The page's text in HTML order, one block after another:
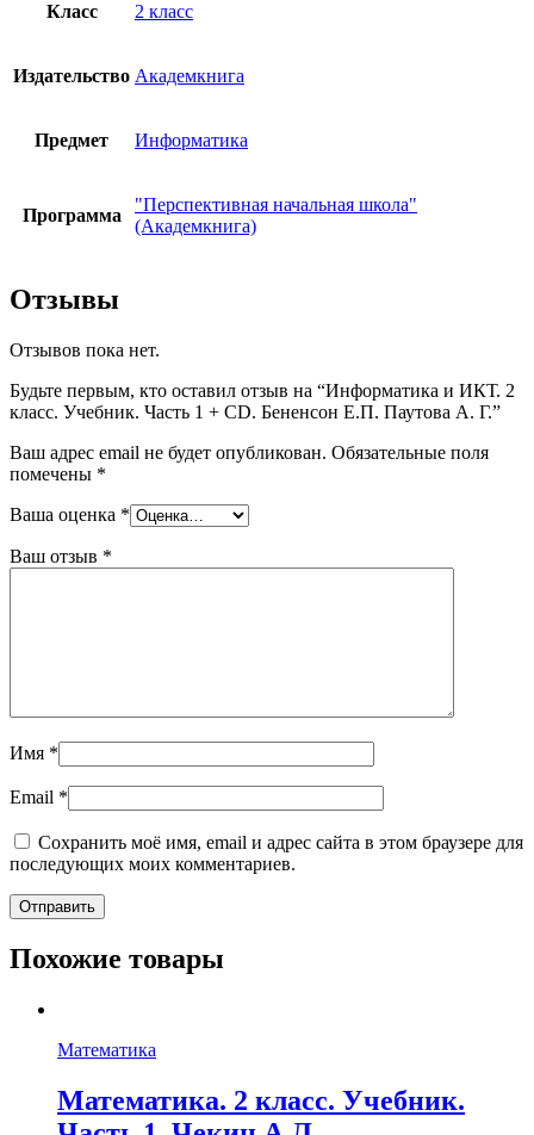
Класс 2 класс
Издательство Академкнига
Предмет Информатика
Программа
"Перспективная начальная школа"
(Академкнига)
Отзывы
Отзывов пока нет.
Будьте первым, кто оставил отзыв на “Информатика и ИКТ. 2
класс. Учебник. Часть 1 + CD. Бененсон Е.П. Паутова А. Г.”
Ваш адрес email не будет опубликован. Обязательные поля
помечены *
Ваша оценка *
Ваш отзыв *
Имя *
Email *
Сохранить моё имя, email и адрес сайта в этом браузере для
последующих моих комментариев.
Похожие товары
Математика
Математика. 2 класс. Учебник.